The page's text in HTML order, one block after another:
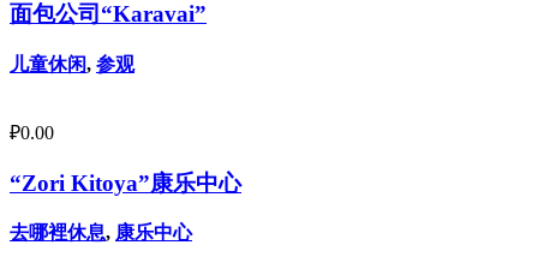
面包公司“Karavai”
儿童休闲, 参观
₽0.00
“Zori Kitoya”康乐中心
去哪裡休息, 康乐中心